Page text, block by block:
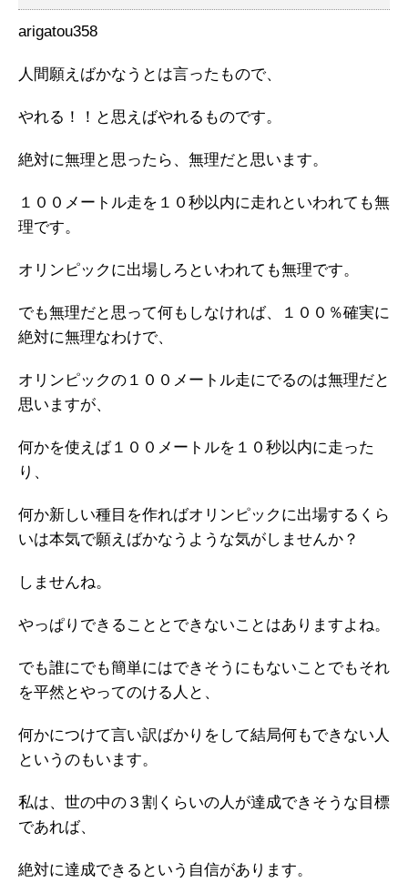
arigatou358
人間願えばかなうとは言ったもので、
やれる！！と思えばやれるものです。
絶対に無理と思ったら、無理だと思います。
１００メートル走を１０秒以内に走れといわれても無
理です。
オリンピックに出場しろといわれても無理です。
でも無理だと思って何もしなければ、１００％確実に
絶対に無理なわけで、
オリンピックの１００メートル走にでるのは無理だと
思いますが、
何かを使えば１００メートルを１０秒以内に走った
り、
何か新しい種目を作ればオリンピックに出場するくら
いは本気で願えばかなうような気がしませんか？
しませんね。
やっぱりできることとできないことはありますよね。
でも誰にでも簡単にはできそうにもないことでもそれ
を平然とやってのける人と、
何かにつけて言い訳ばかりをして結局何もできない人
というのもいます。
私は、世の中の３割くらいの人が達成できそうな目標
であれば、
絶対に達成できるという自信があります。